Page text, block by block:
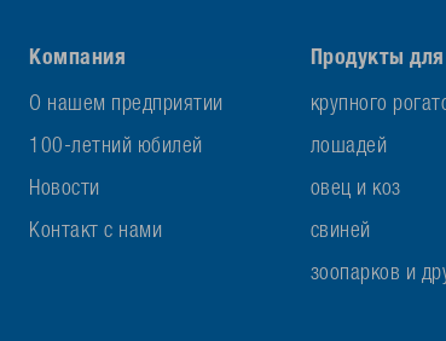
Компания
О нашем предприятии
100-летний юбилей
Новости
Контакт с нами
Продукты для
крупного
лошадей
овец и коз
свиней
зоопарков и